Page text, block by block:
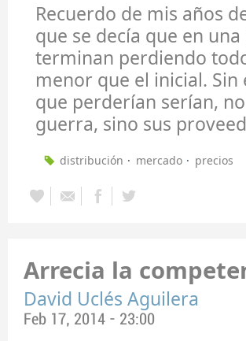
Recuerdo de mis años
que se decía que en
terminan perdiendo
menor que el inicial.
que perderían serían,
guerra, sino sus
distribución mercado precios
Arrecia la
David Uclés Aguilera
Feb 17, 2014 - 23:00